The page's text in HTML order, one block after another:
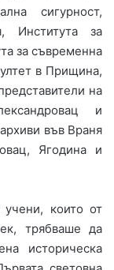
сигурност,
Института за
за съвременна
в Прищина,
на
и
във Враня
Ягодина и
учени, които от
трябваше да
историческа